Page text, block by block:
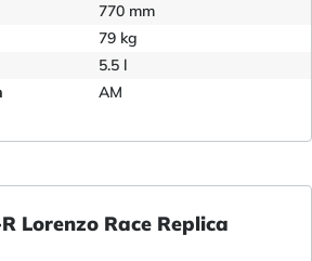
770 mm
79 kg
5.5 l
AM
Lorenzo Race Replica